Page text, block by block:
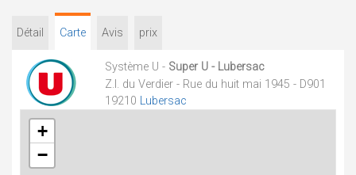
Détail Carte Avis prix
Système U - Super U - Lubersac
Z.I. du Verdier - Rue du huit mai 1945 - D901
19210 Lubersac
+
−